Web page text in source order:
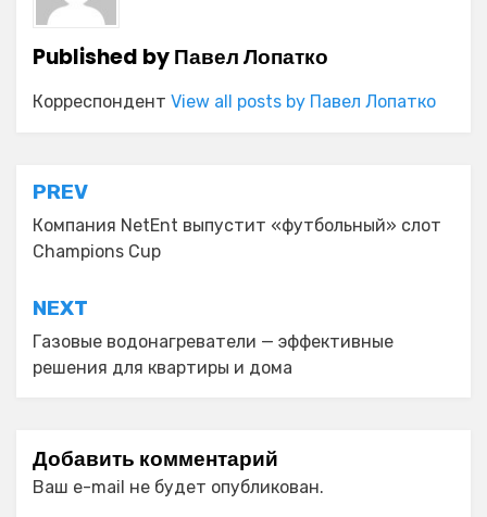
Published byПавел Лопатко
Корреспондент View all posts by Павел Лопатко
Навигация
по
записям
PREV
Компания NetEnt выпустит «футбольный» слот
Champions Cup
NEXT
Газовые водонагреватели — эффективные
решения для квартиры и дома
Добавить комментарий
Ваш e-mail не будет опубликован.